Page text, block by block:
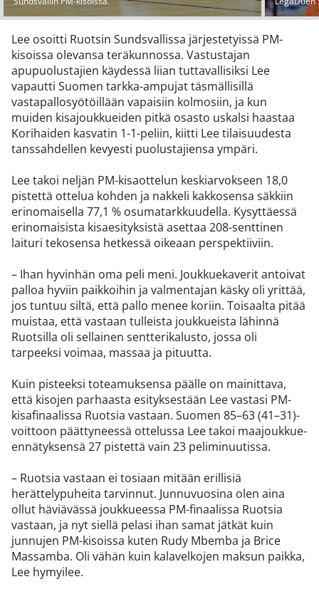
Lee osoitti Ruotsin Sundsvallissa järjestetyissä PM-
kisoissa olevansa teräkunnossa. Vastustajan
apupuolustajien käydessä liian tuttavallisiksi Lee
vapautti Suomen tarkka-ampujat täsmällisillä
vastapallosyötöillään vapaisiin kolmosiin, ja kun
muiden kisajoukkueiden pitkä osasto uskalsi haastaa
Korihaiden kasvatin 1-1-peliin, kiitti Lee tilaisuudesta
tanssahdellen kevyesti puolustajiensa ympäri.
Lee takoi neljän PM-kisaottelun keskiarvokseen 18,0
pistettä ottelua kohden ja nakkeli kakkosensa säkkiin
erinomaisella 77,1 % osumatarkkuudella. Kysyttäessä
erinomaisista kisaesityksistä asettaa 208-senttinen
laituri tekosensa hetkessä oikeaan perspektiiviin.
– Ihan hyvinhän oma peli meni. Joukkuekaverit antoivat
palloa hyviin paikkoihin ja valmentajan käsky oli yrittää,
jos tuntuu siltä, että pallo menee koriin. Toisaalta pitää
muistaa, että vastaan tulleista joukkueista lähinnä
Ruotsilla oli sellainen sentterikalusto, jossa oli
tarpeeksi voimaa, massaa ja pituutta.
Kuin pisteeksi toteamuksensa päälle on mainittava,
että kisojen parhaasta esityksestään Lee vastasi PM-
kisafinaalissa Ruotsia vastaan. Suomen 85–63 (41–31)-
voittoon päättyneessä ottelussa Lee takoi maajoukkue-
ennätyksensä 27 pistettä vain 23 peliminuutissa.
– Ruotsia vastaan ei tosiaan mitään erillisiä
herättelypuheita tarvinnut. Junnuvuosina olen aina
ollut häviävässä joukkueessa PM-finaalissa Ruotsia
vastaan, ja nyt siellä pelasi ihan samat jätkät kuin
junnujen PM-kisoissa kuten Rudy Mbemba ja Brice
Massamba. Oli vähän kuin kalavelkojen maksun paikka,
Lee hymyilee.